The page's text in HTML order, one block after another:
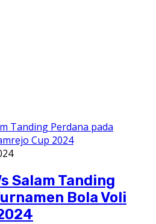
Salam Tanding
Bola Voli